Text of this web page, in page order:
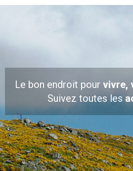
Le bon endroit pour vivre,
Suivez toutes les